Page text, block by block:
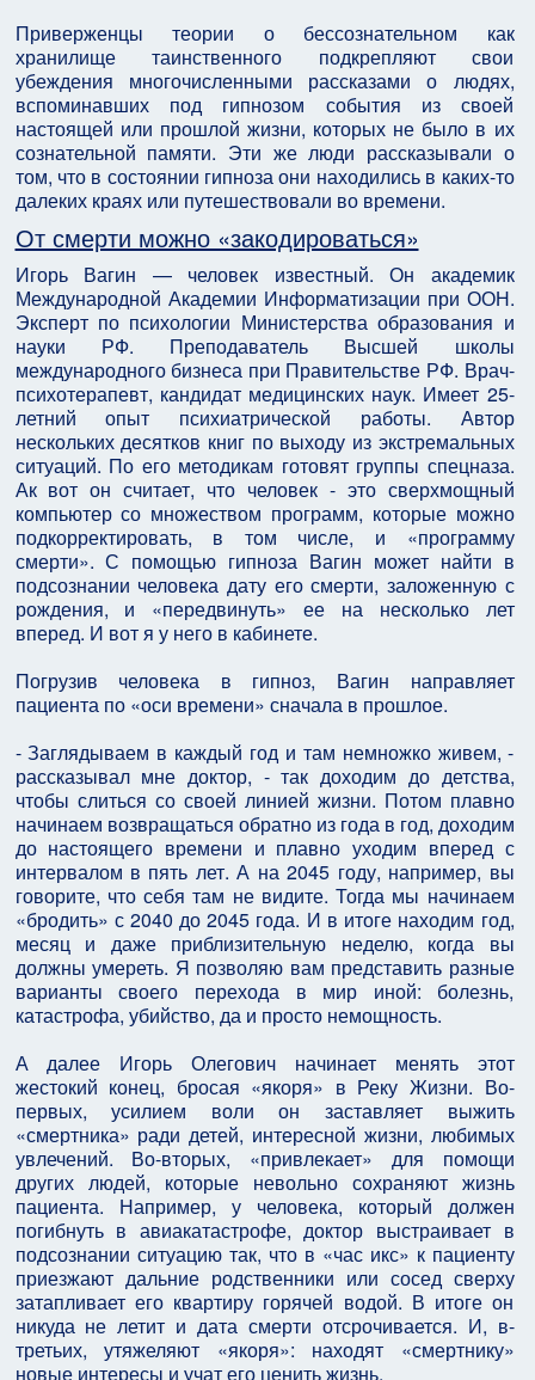
Приверженцы теории о бессознательном как
хранилище таинственного подкрепляют свои
убеждения многочисленными рассказами о людях,
вспоминавших под гипнозом события из своей
настоящей или прошлой жизни, которых не было в их
сознательной памяти. Эти же люди рассказывали о
том, что в состоянии гипноза они находились в каких-то
далеких краях или путешествовали во времени.
От смерти можно «закодироваться»
Игорь Вагин — человек известный. Он академик
Международной Академии Информатизации при ООН.
Эксперт по психологии Министерства образования и
науки РФ. Преподаватель Высшей школы
международного бизнеса при Правительстве РФ. Врач-
психотерапевт, кандидат медицинских наук. Имеет 25-
летний опыт психиатрической работы. Автор
нескольких десятков книг по выходу из экстремальных
ситуаций. По его методикам готовят группы спецназа.
Ак вот он считает, что человек - это сверхмощный
компьютер со множеством программ, которые можно
подкорректировать, в том числе, и «программу
смерти». С помощью гипноза Вагин может найти в
подсознании человека дату его смерти, заложенную с
рождения, и «передвинуть» ее на несколько лет
вперед. И вот я у него в кабинете.
Погрузив человека в гипноз, Вагин направляет
пациента по «оси времени» сначала в прошлое.
- Заглядываем в каждый год и там немножко живем, -
рассказывал мне доктор, - так доходим до детства,
чтобы слиться со своей линией жизни. Потом плавно
начинаем возвращаться обратно из года в год, доходим
до настоящего времени и плавно уходим вперед с
интервалом в пять лет. А на 2045 году, например, вы
говорите, что себя там не видите. Тогда мы начинаем
«бродить» с 2040 до 2045 года. И в итоге находим год,
месяц и даже приблизительную неделю, когда вы
должны умереть. Я позволяю вам представить разные
варианты своего перехода в мир иной: болезнь,
катастрофа, убийство, да и просто немощность.
А далее Игорь Олегович начинает менять этот
жестокий конец, бросая «якоря» в Реку Жизни. Во-
первых, усилием воли он заставляет выжить
«смертника» ради детей, интересной жизни, любимых
увлечений. Во-вторых, «привлекает» для помощи
других людей, которые невольно сохраняют жизнь
пациента. Например, у человека, который должен
погибнуть в авиакатастрофе, доктор выстраивает в
подсознании ситуацию так, что в «час икс» к пациенту
приезжают дальние родственники или сосед сверху
затапливает его квартиру горячей водой. В итоге он
никуда не летит и дата смерти отсрочивается. И, в-
третьих, утяжеляют «якоря»: находят «смертнику»
новые интересы и учат его ценить жизнь.